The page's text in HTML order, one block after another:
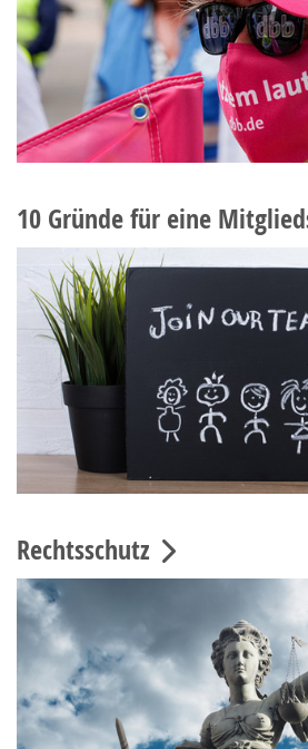
10 Gründe für eine
Rechtsschutz